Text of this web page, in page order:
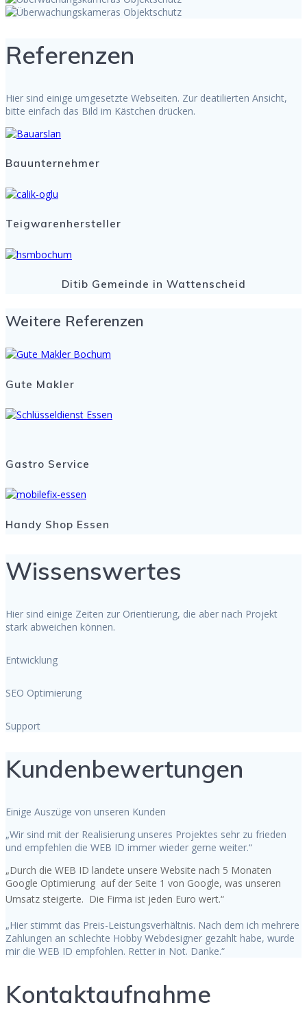
Referenzen
Hier sind einige umgesetzte Webseiten. Zur deatilierten Ansicht,
bitte einfach das Bild im Kästchen drücken.
Bauunternehmer
Teigwarenhersteller
Ditib Gemeinde in Wattenscheid
Weitere Referenzen
Gute Makler
Gastro Service
Handy Shop Essen
Wissenswertes
Hier sind einige Zeiten zur Orientierung, die aber nach Projekt
stark abweichen können.
Entwicklung
SEO Optimierung
Support
Kundenbewertungen
Einige Auszüge von unseren Kunden
„Wir sind mit der Realisierung unseres Projektes sehr zu frieden
und empfehlen die WEB ID immer wieder gerne weiter.“
„Durch die WEB ID landete unsere Website nach 5 Monaten
Google Optimierung auf der Seite 1 von Google, was unseren
Umsatz steigerte. Die Firma ist jeden Euro wert.“
„Hier stimmt das Preis-Leistungsverhältnis. Nach dem ich mehrere
Zahlungen an schlechte Hobby Webdesigner gezahlt habe, wurde
mir die WEB ID empfohlen. Retter in Not. Danke.“
Kontaktaufnahme